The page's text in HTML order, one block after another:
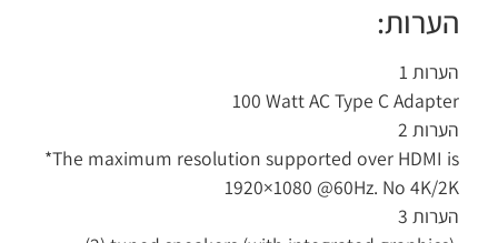
100 Watt AC Type C
*The maximum resolution supported over HDMI
1920×1080 @60Hz. No 4K/